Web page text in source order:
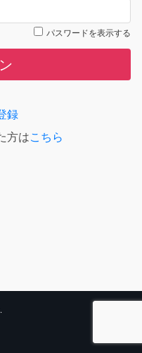
パスワードを表示する
録
方はこちら